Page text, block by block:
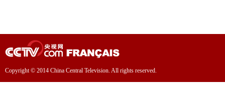
Copyright © 2014 China Central Television. All rights reserved.